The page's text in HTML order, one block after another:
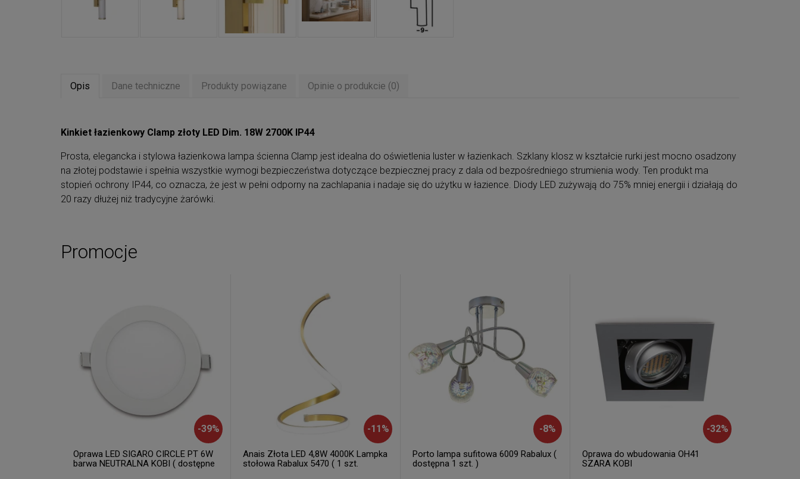
Opis Dane techniczne Produkty powiązane Opinie o produkcie (0)
Kinkiet łazienkowy Clamp złoty LED Dim. 18W 2700K IP44
Prosta, elegancka i stylowa łazienkowa lampa ścienna Clamp jest idealna do oświetlenia luster w łazienkach. Szklany klosz w kształcie rurki jest mocno osadzony
na złotej podstawie i spełnia wszystkie wymogi bezpieczeństwa dotyczące bezpiecznej pracy z dala od bezpośredniego strumienia wody. Ten produkt ma
stopień ochrony IP44, co oznacza, że jest w pełni odporny na zachlapania i nadaje się do użytku w łazience. Diody LED zużywają do 75% mniej energii i działają do
20 razy dłużej niż tradycyjne żarówki.
Promocje
-39%
Oprawa LED SIGARO CIRCLE PT 6W
barwa NEUTRALNA KOBI ( dostępne
-11 %
Anais Złota LED 4,8W 4000K Lampka
stołowa Rabalux 5470 ( 1 szt.
-8%
Porto lampa sufitowa 6009 Rabalux (
dostępna 1 szt. )
-32%
Oprawa do wbudowania OH41
SZARA KOBI